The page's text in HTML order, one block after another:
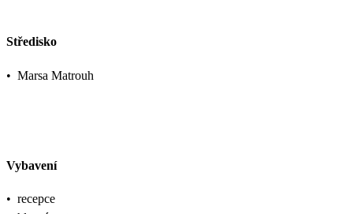
Středisko
• Marsa Matrouh
Vybavení
• recepce